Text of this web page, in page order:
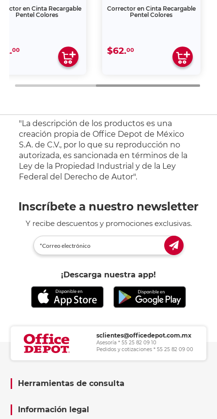
en Cinta Recargable
Pentel Colores
00
Corrector en Cinta Recargable
Pentel Colores
$62.00
"La descripción de los productos es una
creación propia de Office Depot de México
S.A. de C.V., por lo que su reproducción no
autorizada, es sancionada en términos de la
Ley de la Propiedad Industrial y de la Ley
Federal del Derecho de Autor".
Inscríbete a nuestro newsletter
Y recibe descuentos y promociones exclusivas.
¡Descarga nuestra app!
sclientes@officedepot.com.mx
Asesoría * 55 25 82 09 10
Pedidos y cotizaciones * 55 25 82 09 00
Herramientas de consulta
Información legal